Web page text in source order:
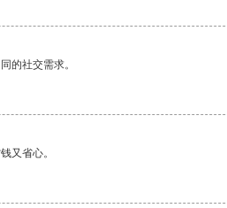
的社交需求。
又省心。